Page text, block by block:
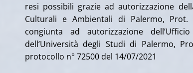
resi possibili grazie ad autorizzazione
Culturali e Ambientali di Palermo, Prot.
congiunta ad autorizzazione
dell’Università degli Studi di Palermo,
protocollo n° 72500 del 14/07/2021